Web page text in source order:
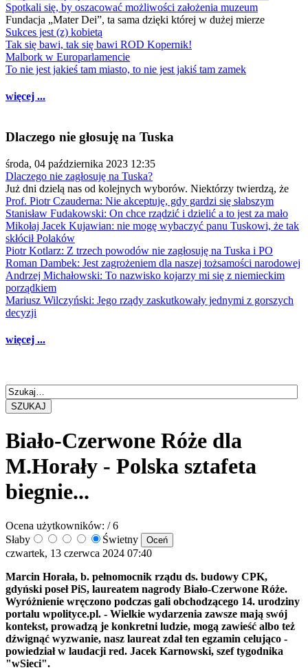
Spotkali się, by oszacować możliwości założenia muzeum
Fundacja „Mater Dei”, ta sama dzięki której w dużej mierze
Sukces jest (z) kobietą
Tak się bawi, tak się bawi ROD Kopernik!
Malbork w Europarlamencie
To nie jest jakieś tam miasto, to nie jest jakiś tam zamek
więcej ...
Dlaczego nie głosuję na Tuska
środa, 04 października 2023 12:35
Dlaczego nie zagłosuję na Tuska?
Już dni dzielą nas od kolejnych wyborów. Niektórzy twierdzą, że
Prof. Piotr Czauderna: Nie akceptuję, gdy gardzi się słabszym
Stanisław Fudakowski: On chce rządzić i dzielić a to jest za mało
Mikołaj Jacek Kujawian: nie mogę wybaczyć panu Tuskowi, że tak
skłócił Polaków
Piotr Kotlarz: Z trzech powodów nie zagłosuję na Tuska i PO
Roman Dambek: Jest zagrożeniem dla naszej tożsamości narodowej
Andrzej Michałowski: To nazwisko kojarzy mi się z niemieckim
porządkiem
Mariusz Wilczyński: Jego rządy zaskutkowały jednymi z gorszych
decyzji
więcej ...
SZUKAJ
Biało-Czerwone Róże dla
M.Horały - Polska sztafeta
biegnie...
Ocena użytkowników: / 6
Słaby
Świetny
czwartek, 13 czerwca 2024 07:40
Marcin Horała, b. pełnomocnik rządu ds. budowy CPK,
gdyński poseł PiS, laureatem nagrody Biało-Czerwone Róże.
Wyróżnienie wręczono podczas gali obchodzącego 14. urodziny
portalu wpolityce.pl. - Wielkie wydarzenia zawsze mają swój
kontekst, prowadzą je konkretni ludzie, mogą zawieść albo też
dźwignąć wyzwanie, nasz laureat zdał ten egzamin celująco -
powiedział w laudacji red. Jacek Karnowski, szef tygodnika
"wSieci".